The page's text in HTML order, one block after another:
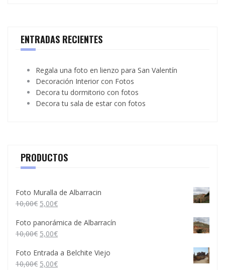
ENTRADAS RECIENTES
Regala una foto en lienzo para San Valentín
Decoración Interior con Fotos
Decora tu dormitorio con fotos
Decora tu sala de estar con fotos
PRODUCTOS
Foto Muralla de Albarracin
10,00€ 5,00€
Foto panorámica de Albarracín
10,00€ 5,00€
Foto Entrada a Belchite Viejo
10,00€ 5,00€